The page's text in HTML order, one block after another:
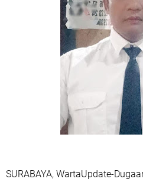
SURABAYA, WartaUpdate-